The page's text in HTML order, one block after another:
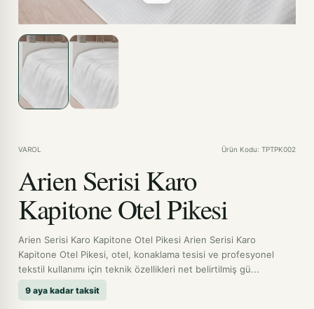
VAROL Ürün Kodu: TPTPK002
Arien Serisi Karo
Kapitone Otel Pikesi
Arien Serisi Karo Kapitone Otel Pikesi Arien Serisi Karo
Kapitone Otel Pikesi, otel, konaklama tesisi ve profesyonel
tekstil kullanımı için teknik özellikleri net belirtilmiş gü...
9 aya kadar taksit